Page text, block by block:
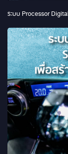
ระบบ Processor